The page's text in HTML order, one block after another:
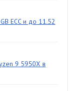
ECC и до 11.52
9 5950X в